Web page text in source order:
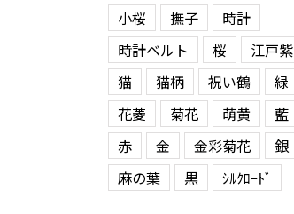
小桜
撫子
時計
時計ベルト
桜
江戸紫
猫
猫柄 祝い鶴
緑
花菱
菊花 萌黄
藍
赤
金 金彩菊花
銀
麻の葉
黒 ｼﾙｸﾛｰﾄﾞ